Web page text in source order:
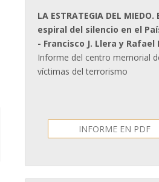
LA ESTRATEGIA DEL MIEDO.
espiral del silencio en el
- Francisco J. Llera y Rafael
Informe del centro memorial
víctimas del terrorismo
INFORME EN PDF